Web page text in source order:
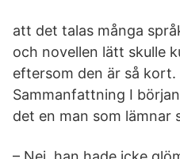
att det talas många
och novellen lätt skulle
eftersom den är så
Sammanfattning I
det en man som lämnar